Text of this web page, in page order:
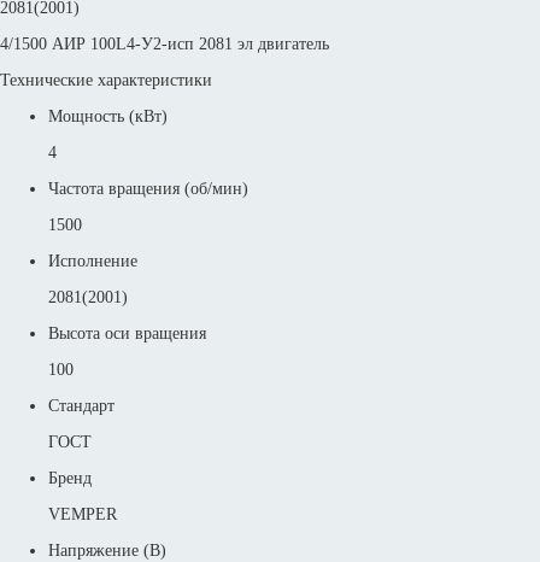
2081(2001)
4/1500 АИР 100L4-У2-исп 2081 эл двигатель
Технические характеристики
Мощность (кВт)
4
Частота вращения (об/мин)
1500
Исполнение
2081(2001)
Высота оси вращения
100
Стандарт
ГОСТ
Бренд
VEMPER
Напряжение (В)